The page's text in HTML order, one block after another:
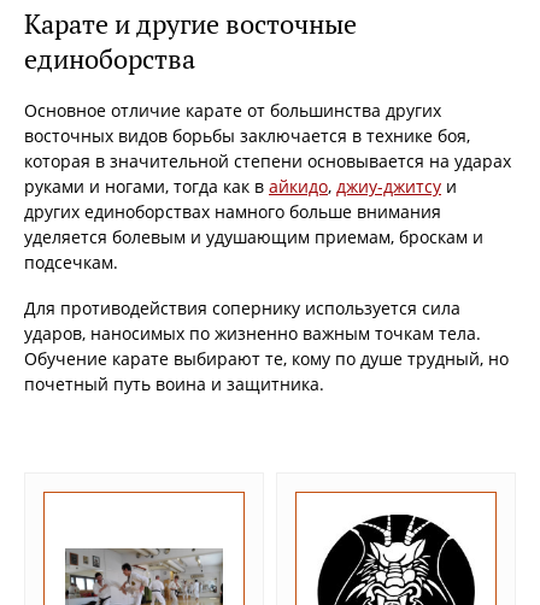
Карате и другие восточные
единоборства
Основное отличие карате от большинства других
восточных видов борьбы заключается в технике боя,
которая в значительной степени основывается на ударах
руками и ногами, тогда как в айкидо, джиу-джитсу и
других единоборствах намного больше внимания
уделяется болевым и удушающим приемам, броскам и
подсечкам.
Для противодействия сопернику используется сила
ударов, наносимых по жизненно важным точкам тела.
Обучение карате выбирают те, кому по душе трудный, но
почетный путь воина и защитника.